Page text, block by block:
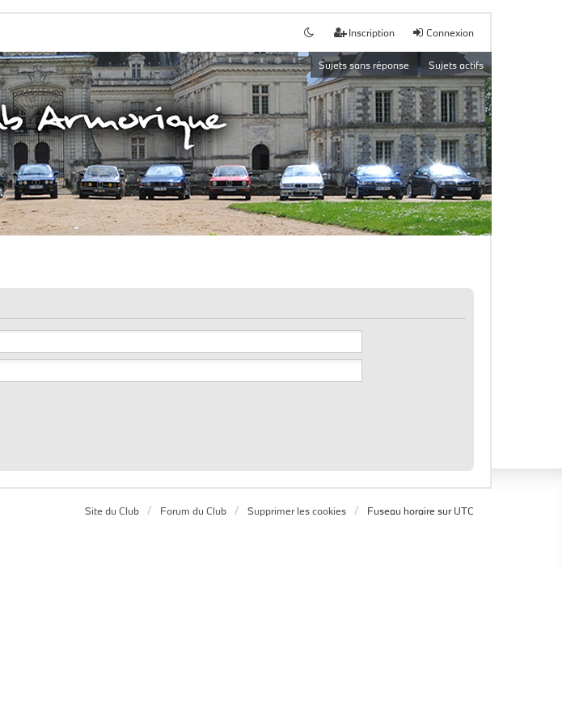
Connexion
Inscription
Sujets sans réponse Sujets actifs
Site du Club Forum du Club Supprimer les cookies Fuseau horaire surUTC